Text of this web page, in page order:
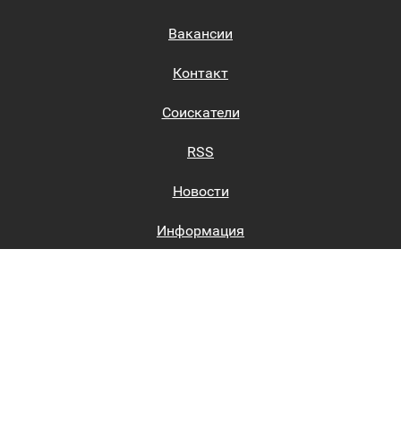
Вакансии
Контакт
Соискатели
RSS
Новости
Информация